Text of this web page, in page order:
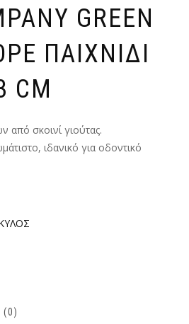
GREEN
ΠΑΙΧΝΙΔΙ
CM
από σκοινί γιούτας.
ιδανικό για οδοντικό
(0)